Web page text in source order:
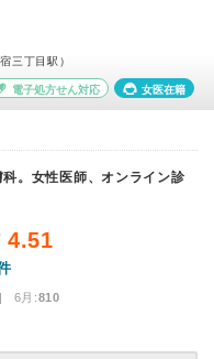
三丁目駅）
電子処方せん対応 女医在籍
。女性医師、オンライン診
4.51
6月:810